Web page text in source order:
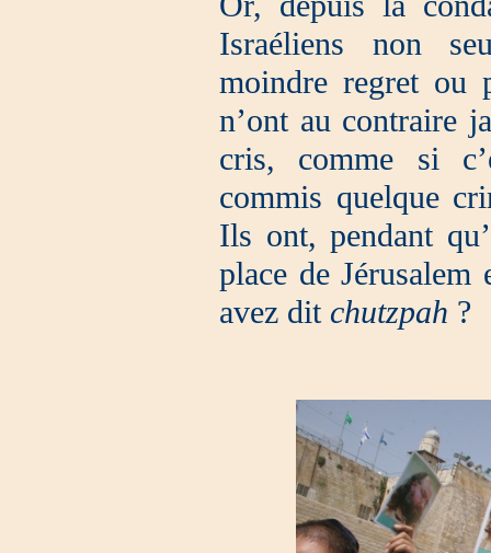
Israéliens non
moindre regret ou
n’ont au contraire
cris, comme si
commis quelque
Ils ont, pendant
place de
avez dit chutzpah ?